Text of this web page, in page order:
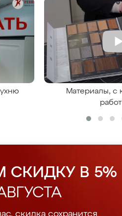
Материалы, с
СКИДКУ В 5%
скидка сохранится.